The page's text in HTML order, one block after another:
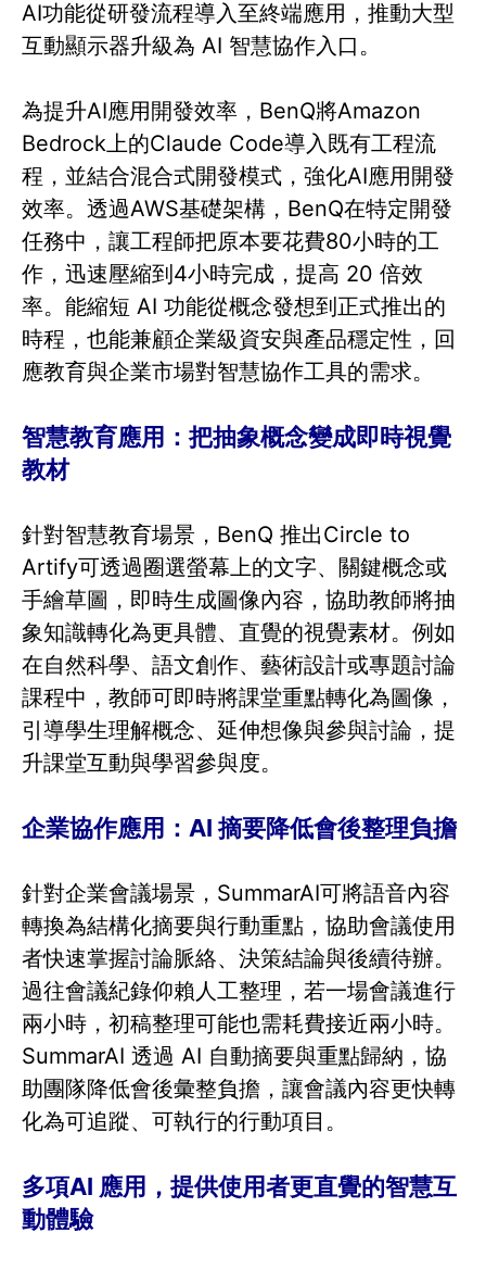
AI功能從研發流程導入至終端應用，推動大型
互動顯示器升級為 AI 智慧協作入口。
為提升AI應用開發效率，BenQ將Amazon
Bedrock上的Claude Code導入既有工程流
程，並結合混合式開發模式，強化AI應用開發
效率。透過AWS基礎架構，BenQ在特定開發
任務中，讓工程師把原本要花費80小時的工
作，迅速壓縮到4小時完成，提高 20 倍效
率。能縮短 AI 功能從概念發想到正式推出的
時程，也能兼顧企業級資安與產品穩定性，回
應教育與企業市場對智慧協作工具的需求。
智慧教育應用：把抽象概念變成即時視覺
教材
針對智慧教育場景，BenQ 推出Circle to
Artify可透過圈選螢幕上的文字、關鍵概念或
手繪草圖，即時生成圖像內容，協助教師將抽
象知識轉化為更具體、直覺的視覺素材。例如
在自然科學、語文創作、藝術設計或專題討論
課程中，教師可即時將課堂重點轉化為圖像，
引導學生理解概念、延伸想像與參與討論，提
升課堂互動與學習參與度。
企業協作應用：AI 摘要降低會後整理負擔
針對企業會議場景，SummarAI可將語音內容
轉換為結構化摘要與行動重點，協助會議使用
者快速掌握討論脈絡、決策結論與後續待辦。
過往會議紀錄仰賴人工整理，若一場會議進行
兩小時，初稿整理可能也需耗費接近兩小時。
SummarAI 透過 AI 自動摘要與重點歸納，協
助團隊降低會後彙整負擔，讓會議內容更快轉
化為可追蹤、可執行的行動項目。
多項AI 應用，提供使用者更直覺的智慧互
動體驗